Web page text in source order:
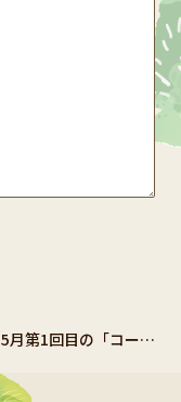
5月第1回目の「コー…